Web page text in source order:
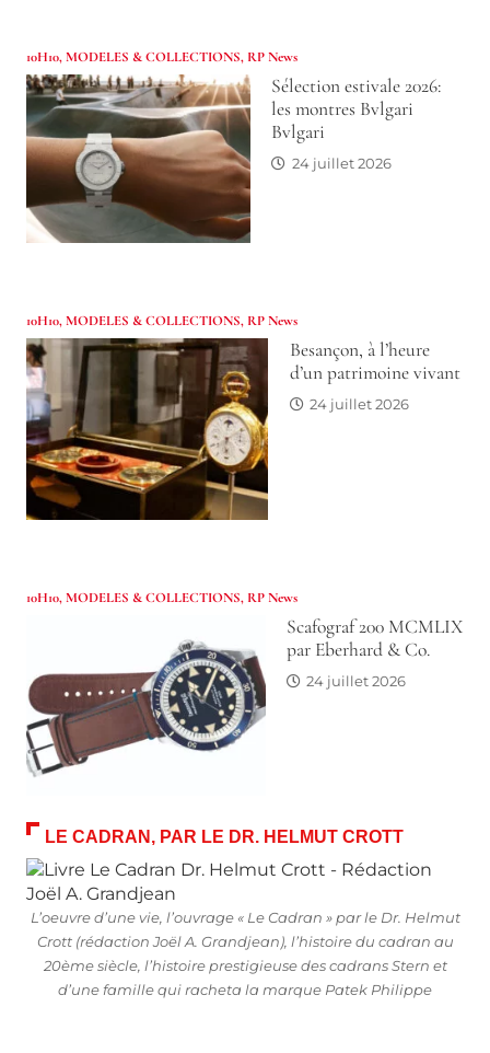
10H10,MODELES & COLLECTIONS, RP News
Sélection estivale 2026:
les montres Bvlgari
Bvlgari
24 juillet 2026
10H10,MODELES & COLLECTIONS, RP News
Besançon, à l’heure
d’un patrimoine vivant
24 juillet 2026
10H10,MODELES & COLLECTIONS, RP News
Scafograf 200 MCMLIX
par Eberhard & Co.
24 juillet 2026
LE CADRAN, PAR LE DR. HELMUT CROTT
L’oeuvre d’une vie, l’ouvrage « Le Cadran » par le Dr. Helmut
Crott (rédaction Joël A. Grandjean), l’histoire du cadran au
20ème siècle, l’histoire prestigieuse des cadrans Stern et
d’une famille qui racheta la marque Patek Philippe